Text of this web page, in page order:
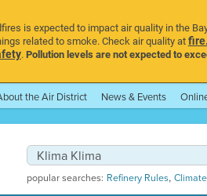
is expected to impact air quality in the
related to smoke. Check air quality at
.Pollution levels are not expected to
the Air District News & Events
popular searches: Refinery Rules, Climate